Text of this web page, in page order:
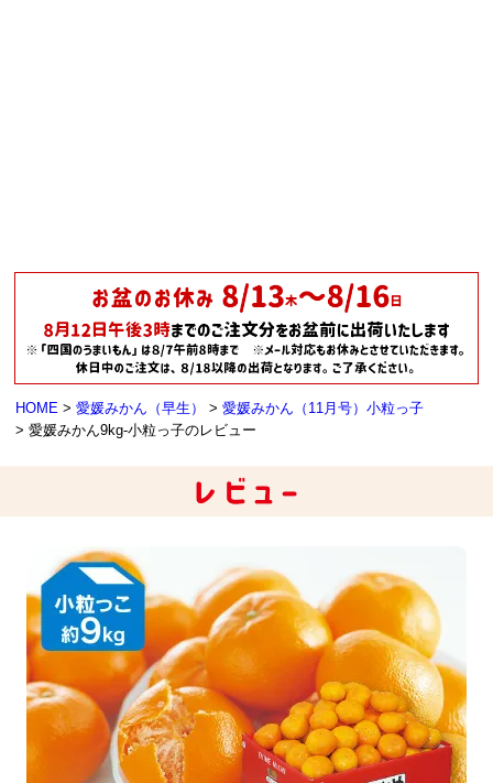
HOME 愛媛みかん（早生）
愛媛みかん（11月号）小粒っ子
愛媛みかん9kg-小粒っ子のレビュー